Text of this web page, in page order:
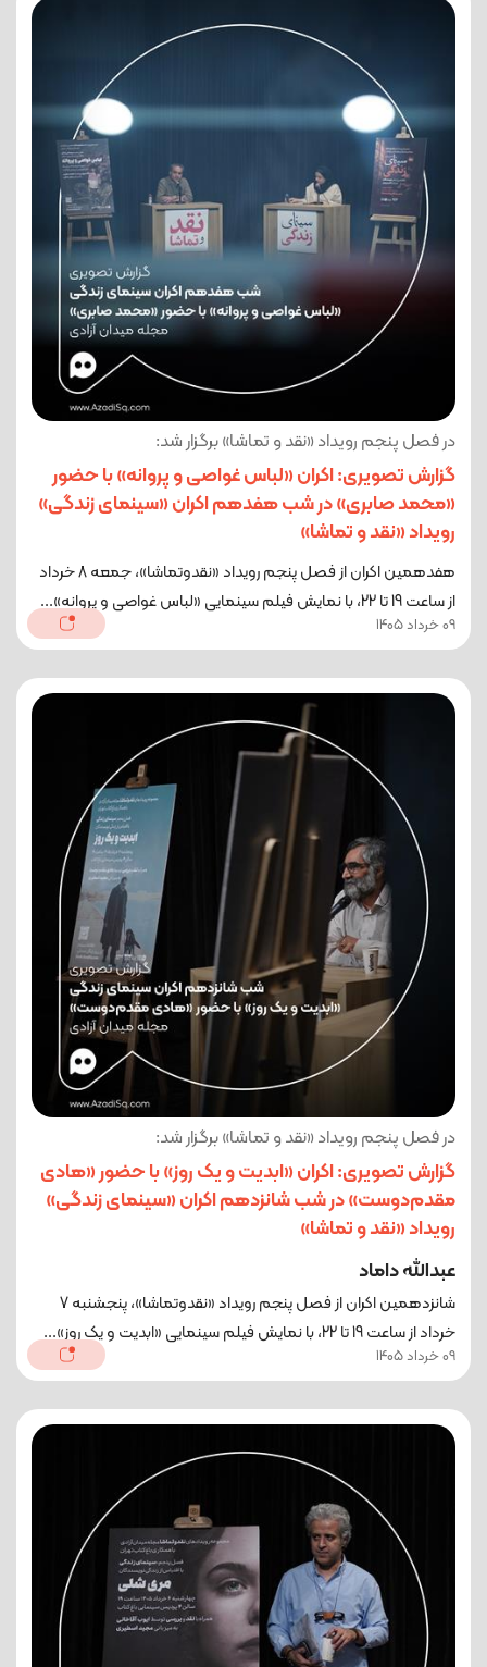
در فصل پنجم رویداد «نقد و تماشا» برگزار شد:
گزارش تصویری: اکران «لباس غواصی و پروانه» با حضور
«محمد صابری» در شب هفدهم اکران «سینمای زندگی»
رویداد «نقد و تماشا»
هفدهمین اکران از فصل پنجم رویداد «نقدوتماشا»، جمعه 8 خرداد
از ساعت 19 تا 22، با نمایش فیلم سینمایی «لباس غواصی و پروانه»...
09 خرداد 1405
در فصل پنجم رویداد «نقد و تماشا» برگزار شد:
گزارش تصویری: اکران «ابدیت و یک روز» با حضور «هادی
مقدم‌دوست» در شب شانزدهم اکران «سینمای زندگی»
رویداد «نقد و تماشا»
عبدالله داماد
شانزدهمین اکران از فصل پنجم رویداد «نقدوتماشا»، پنجشنبه 7
خرداد از ساعت 19 تا 22، با نمایش فیلم سینمایی «ابدیت و یک روز»...
09 خرداد 1405